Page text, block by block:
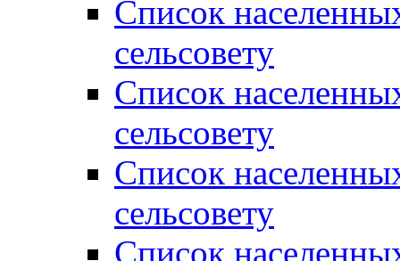
Список
сельсовету
Список
сельсовету
Список
сельсовету
Список